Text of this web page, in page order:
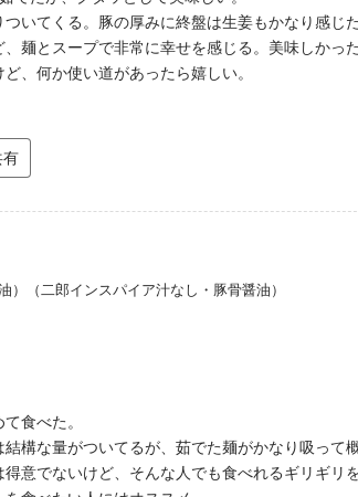
いてくる。豚の厚みに終盤は生姜もかなり感
麺とスープで非常に幸せを感じる。美味しかっ
、何か使い道があったら嬉しい。
有
）（二郎インスパイア汁なし・豚骨醤油）
食べた。
構な量がついてるが、茹でた麺がかなり吸って
意でないけど、そんな人でも食べれるギリギリ